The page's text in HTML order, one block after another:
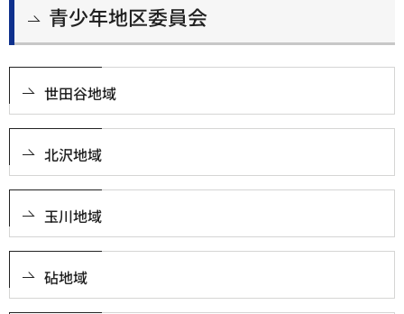
青少年地区委員会
世田谷地域
北沢地域
玉川地域
砧地域